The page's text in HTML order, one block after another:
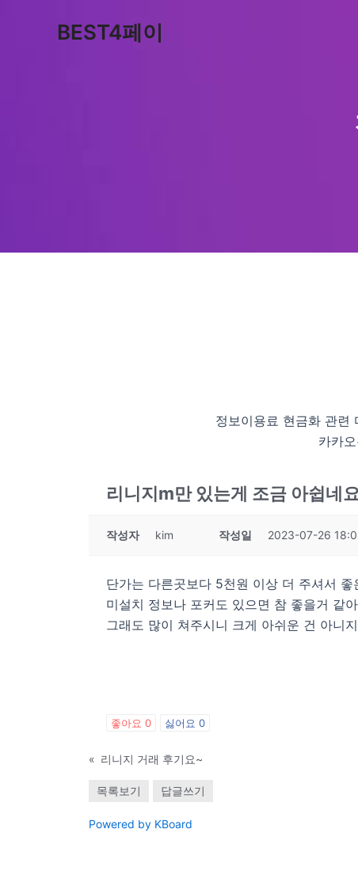
BEST4페이
정보이용료 현금화 관련
카카
리니지m만 있는게 조금 아쉽네
작성자 kim 작성일 2023-07-26
단가는 다른곳보다 5천원 이상 더 주셔서
미설치 정보나 포커도 있으면 참 좋을거 같
그래도 많이 쳐주시니 크게 아쉬운 건 아니
좋아요 0 싫어요 0
« 리니지 거래 후기요~
목록보기 답글쓰기
Powered by KBoard